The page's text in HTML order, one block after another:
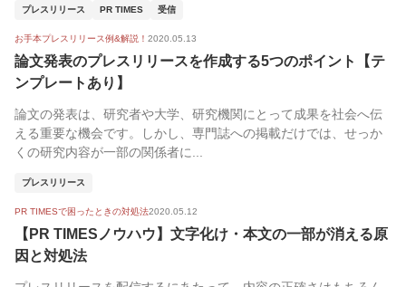
プレスリリース PR TIMES 受信
お手本プレスリリース例&解説！ 2020.05.13
論文発表のプレスリリースを作成する5つのポイント【テ
ンプレートあり】
論文の発表は、研究者や大学、研究機関にとって成果を社会へ伝
える重要な機会です。しかし、専門誌への掲載だけでは、せっか
くの研究内容が一部の関係者に...
プレスリリース
PR TIMESで困ったときの対処法2020.05.12
【PR TIMESノウハウ】文字化け・本文の一部が消える原
因と対処法